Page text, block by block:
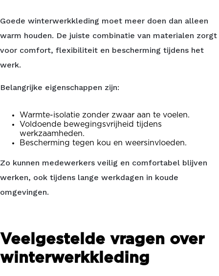
Goede winterwerkkleding moet meer doen dan alleen
warm houden. De juiste combinatie van materialen zorgt
voor comfort, flexibiliteit en bescherming tijdens het
werk.
Belangrijke eigenschappen zijn:
Warmte-isolatie zonder zwaar aan te voelen.
Voldoende bewegingsvrijheid tijdens
werkzaamheden.
Bescherming tegen kou en weersinvloeden.
Zo kunnen medewerkers veilig en comfortabel blijven
werken, ook tijdens lange werkdagen in koude
omgevingen.
Veelgestelde vragen over
winterwerkkleding